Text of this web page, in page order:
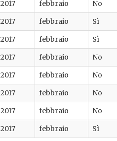
2017 febbraio No
2017 febbraio Sì
2017 febbraio Sì
2017 febbraio No
2017 febbraio No
2017 febbraio No
2017 febbraio No
2017 febbraio Sì